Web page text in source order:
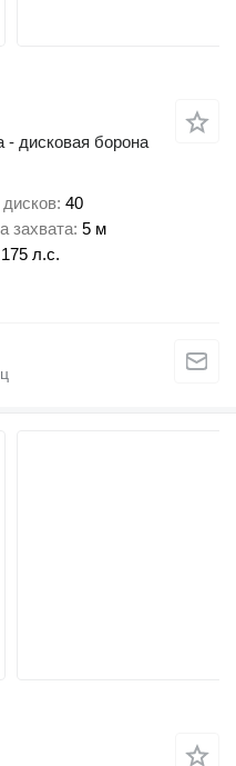
дисковая борона
40
захвата 5 м
175 л.с.